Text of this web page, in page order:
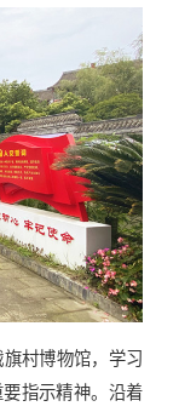
村博物馆，学习
指示精神。沿着